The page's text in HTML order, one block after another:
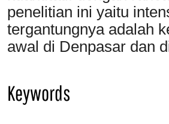
penelitian ini yaitu
tergantungnya adalah
awal di Denpasar dan
Keywords